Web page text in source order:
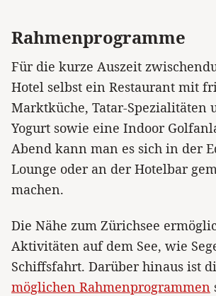
Rahmenprogramme
Für die kurze Auszeit
Hotel selbst ein Restaurant mit
Marktküche, Tatar-Spezialitäten
Yogurt sowie eine Indoor
Abend kann man es sich in der
Lounge oder an der Hotelbar
machen.
Die Nähe zum Zürichsee
Aktivitäten auf dem See, wie
Schiffsfahrt. Darüber hinaus ist
möglichen Rahmenprogrammen